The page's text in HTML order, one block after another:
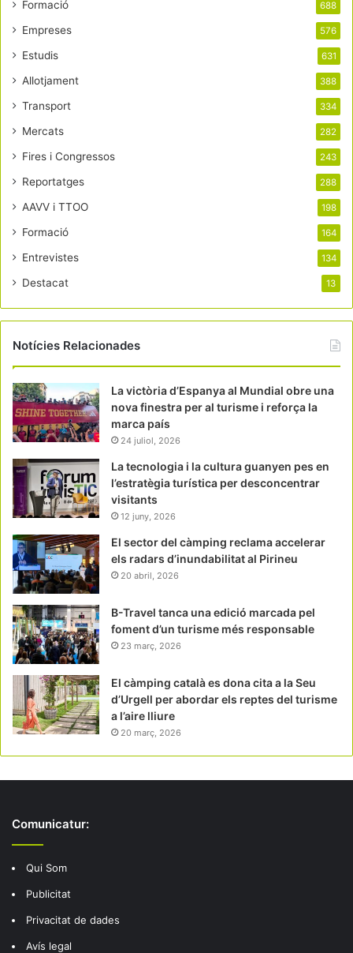
Formació 688
Empreses 576
Estudis 631
Allotjament 388
Transport 334
Mercats 282
Fires i Congressos 243
Reportatges 288
AAVV i TTOO 198
Formació 164
Entrevistes 134
Destacat 13
Notícies Relacionades
La victòria d’Espanya al Mundial obre una
nova finestra per al turisme i reforça la
marca país
24 juliol, 2026
La tecnologia i la cultura guanyen pes en
l’estratègia turística per desconcentrar
visitants
12 juny, 2026
El sector del càmping reclama accelerar
els radars d’inundabilitat al Pirineu
20 abril, 2026
B-Travel tanca una edició marcada pel
foment d’un turisme més responsable
23 març, 2026
El càmping català es dona cita a la Seu
d’Urgell per abordar els reptes del turisme
a l’aire lliure
20 març, 2026
Comunicatur:
Qui Som
Publicitat
Privacitat de dades
Avís legal